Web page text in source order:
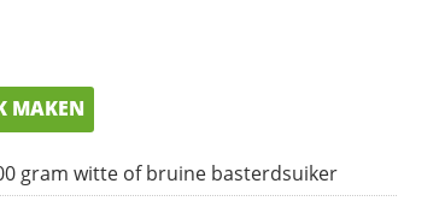
MAKEN
gram witte of bruine basterdsuiker